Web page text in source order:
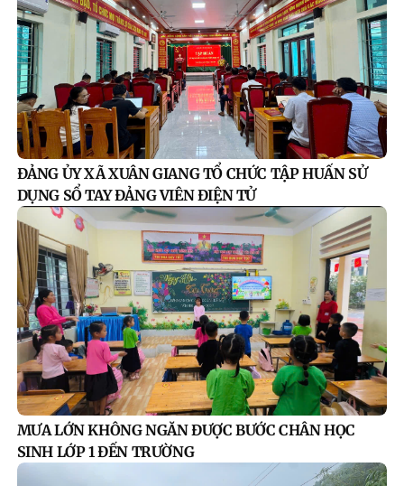
ĐẢNG ỦY XÃ XUÂN GIANG TỔ CHỨC TẬP HUẤN SỬ
DỤNG SỔ TAY ĐẢNG VIÊN ĐIỆN TỬ
MƯA LỚN KHÔNG NGĂN ĐƯỢC BƯỚC CHÂN HỌC
SINH LỚP 1 ĐẾN TRƯỜNG